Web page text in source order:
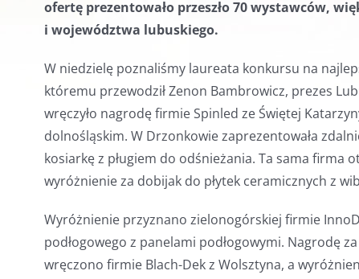
ofertę prezentowało przeszło 70 wystawców,
i województwa lubuskiego.
W niedzielę poznaliśmy laureata konkursu na
któremu przewodził Zenon Bambrowicz, prezes
wręczyło nagrodę firmie Spinled ze Świętej
dolnośląskim. W Drzonkowie zaprezentowała
kosiarkę z pługiem do odśnieżania. Ta sama firma
wyróżnienie za dobijak do płytek ceramicznych z
Wyróżnienie przyznano zielonogórskiej firmie
podłogowego z panelami podłogowymi. Nagrodę
wręczono firmie Blach-Dek z Wolsztyna, a